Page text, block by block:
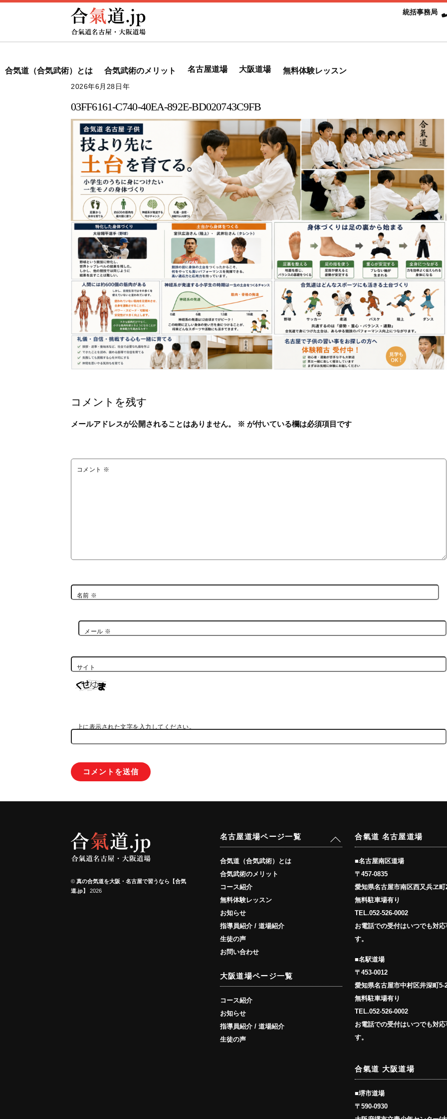
Skip
統括事務局
合気道（合気武術）とは 合気武術のメリット 名古屋道場 大阪道場 無料体験レッスン
2026年6月28日
03FF6161-C740-40EA-892E-BD020743C9FB
コメントを残す
メールアドレスが公開されることはありません。 ※ が付いている欄は必須項目です
コメント ※
名前 ※
メール ※
サイト
上に表示された文字を入力してください。
Back
To
© 真の合気道を大阪・名古屋で習うなら【合気
道.jp】
2026
名古屋道場ページ一覧
合気道（合気武術）とは
合気武術のメリット
コース紹介
無料体験レッスン
お知らせ
指導員紹介 / 道場紹介
生徒の声
お問い合わせ
大阪道場ページ一覧
コース紹介
お知らせ
指導員紹介 / 道場紹介
生徒の声
合氣道 名古屋道場
■名古屋南区道場
〒457-0835
愛知県名古屋市南区西又兵ヱ町
無料駐車場有り
TEL.052-526-0002
お電話での受付はいつでも対
す。
■名駅道場
〒453-0012
愛知県名古屋市中村区井深町5-
無料駐車場有り
TEL.052-526-0002
お電話での受付はいつでも対
す。
合氣道 大阪道場
■堺市道場
〒590-0930